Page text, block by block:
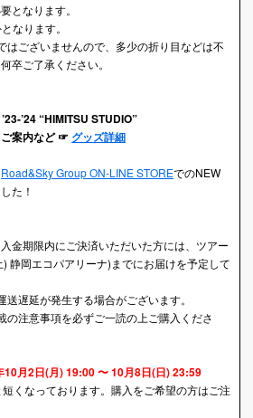
となります。
なります。
はございませんので、多少の折り目などは不
卒ご了承ください。
’24 “HIMITSU STUDIO”
ご案内など ☞ グッズ詳細
Road&Sky Group ON-LINE STOREでのNEW
た！
金期限内にご決済いただいた方には、ツアー
静岡エコパアリーナ)までにお届けを予定して
遅延が発生する場合がございます。
の注意事項を必ずご一読の上ご購入くださ
10月2日(月) 19:00 〜 10月8日(日) 23:59
くなっております。購入をご希望の方はご注